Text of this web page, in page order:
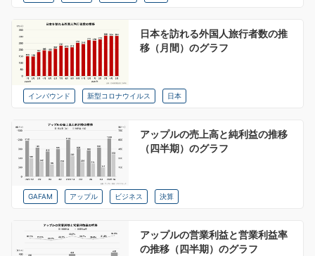
日本を訪れる外国人旅行者数の推
移（月間）のグラフ
インバウンド 新型コロナウイルス 日本
アップルの売上高と純利益の推移
（四半期）のグラフ
GAFAM アップル ビジネス 決算
アップルの営業利益と営業利益率
の推移（四半期）のグラフ